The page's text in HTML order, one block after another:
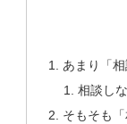
あまり「
相談し
そもそも